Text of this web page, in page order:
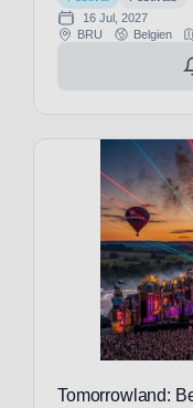
16 Jul, 2027
BRU
Belgien
Tomorrowland: